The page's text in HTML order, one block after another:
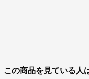
この商品を見ている人